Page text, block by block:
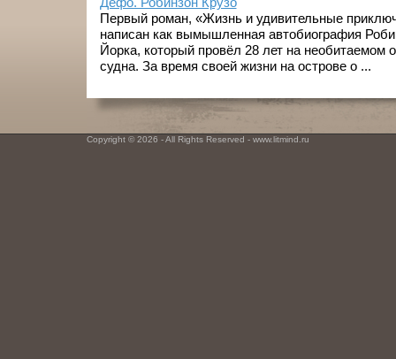
Первый роман, «Жизнь и удивительные
написан как вымышленная автобиография
Йорка, который провёл 28 лет на необитаемом
судна. За время своей жизни на острове о ...
Copyright © 2026 - All Rights Reserved - www.litmind.ru